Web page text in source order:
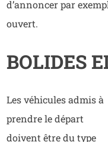
d’annoncer par
ouvert.
BOLIDES
Les véhicules admis à
prendre le départ
doivent être du type